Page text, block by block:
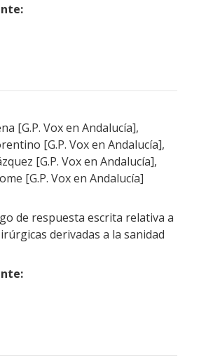
[G.P. Vox en Andalucía],
[G.P. Vox en Andalucía],
[G.P. Vox en Andalucía],
[G.P. Vox en Andalucía]
de respuesta escrita relativa a
derivadas a la sanidad